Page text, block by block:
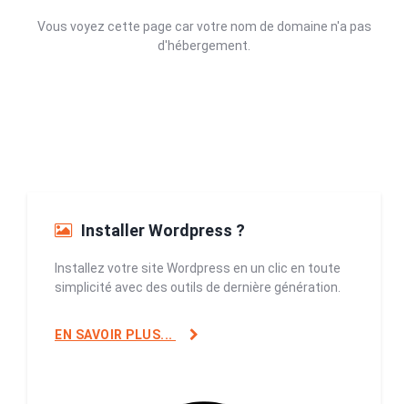
Vous voyez cette page car votre nom de domaine n'a pas
d'hébergement.
Installer Wordpress ?
Installez votre site Wordpress en un clic en toute
simplicité avec des outils de dernière génération.
EN SAVOIR PLUS...